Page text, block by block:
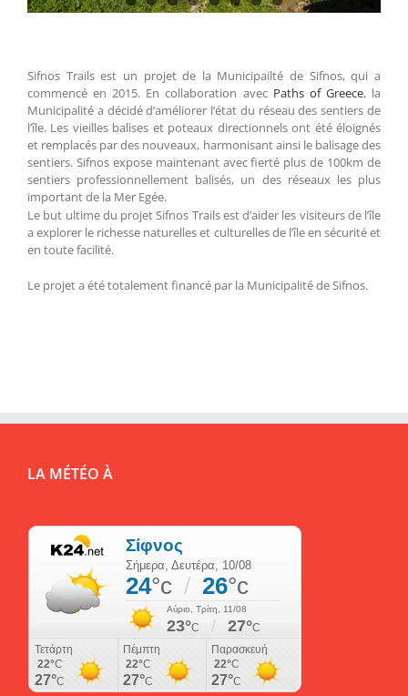
Sifnos Trails est un projet de la Municipailté de Sifnos, qui a
commencé en 2015. En collaboration avec Paths of Greece, la
Municipalité a décidé d’améliorer l’état du réseau des sentiers de
l’île. Les vieilles balises et poteaux directionnels ont été éloignés
et remplacés par des nouveaux, harmonisant ainsi le balisage des
sentiers. Sifnos expose maintenant avec fierté plus de 100km de
sentiers professionnellement balisés, un des réseaux les plus
important de la Mer Egée.
Le but ultime du projet Sifnos Trails est d’aider les visiteurs de l’île
a explorer le richesse naturelles et culturelles de l’île en sécurité et
en toute facilité.
Le projet a été totalement financé par la Municipalité de Sifnos.
LA MÉTÉO À